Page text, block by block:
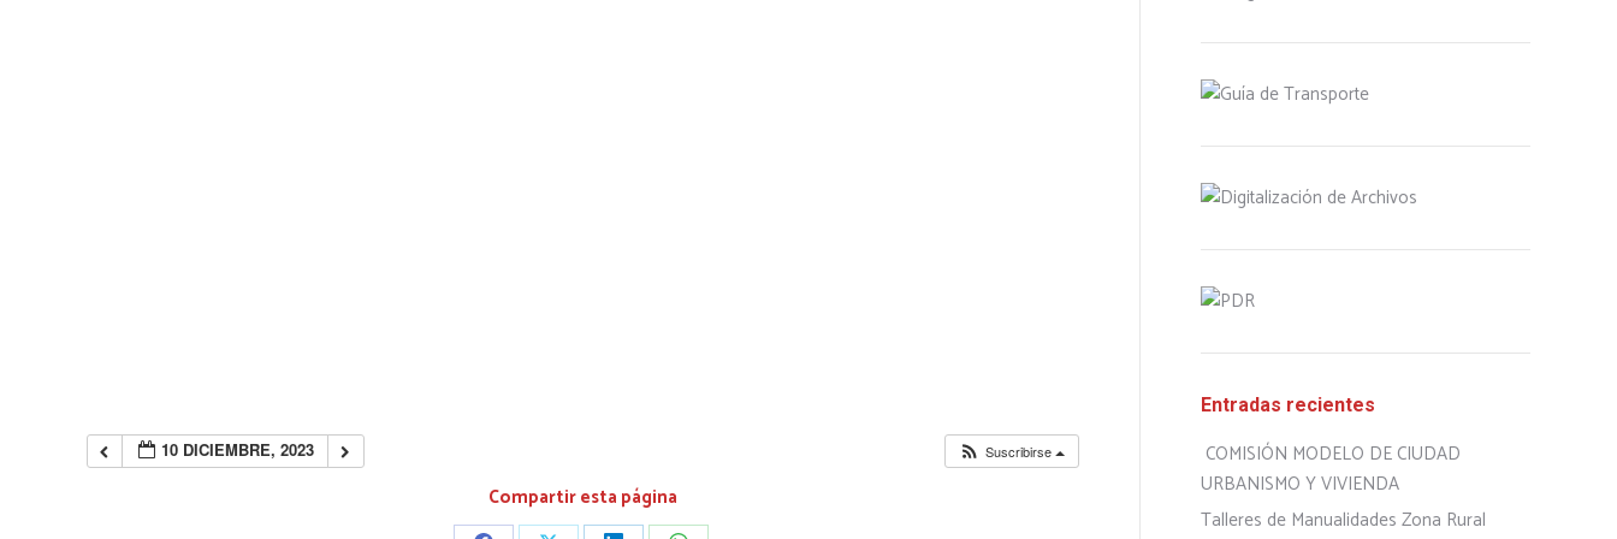
10 DICIEMBRE, 2023 Suscribirse
Compartir esta página
Entradas recientes
COMISIÓN MODELO DE CIUDAD
URBANISMO Y VIVIENDA
Talleres de Manualidades Zona Rural